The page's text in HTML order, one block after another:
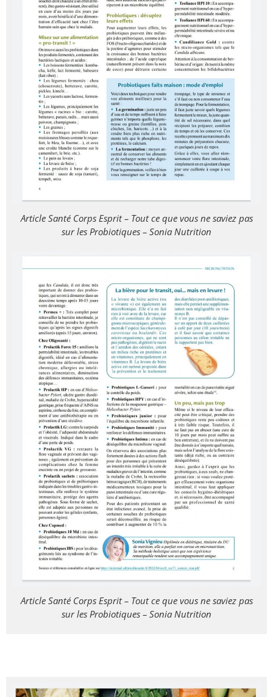
Article Santé Corps Esprit – Tout ce que vous ne saviez pas
sur les Probiotiques – Sonia Nutrition
Article Santé Corps Esprit – Tout ce que vous ne saviez pas
sur les Probiotiques – Sonia Nutrition